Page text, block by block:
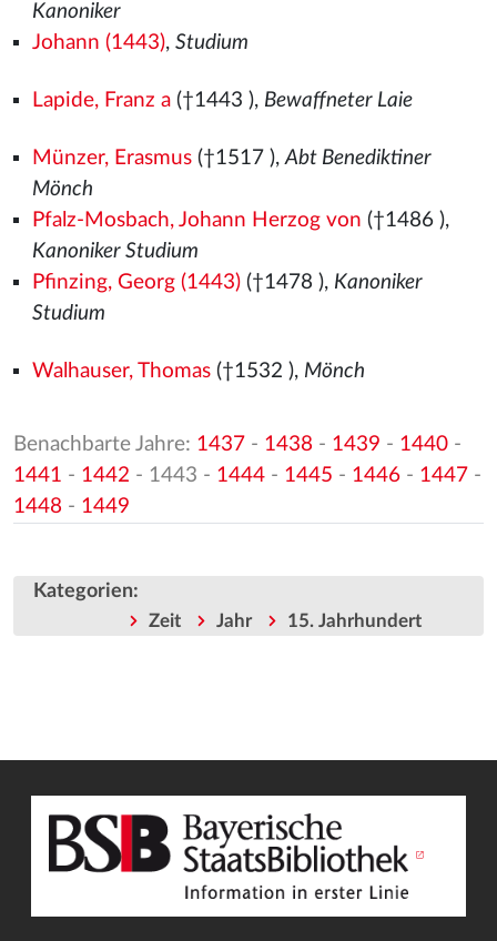
Kanoniker
Johann (1443), Studium
Lapide, Franz a(†1443 ), Bewaffneter Laie
Münzer, Erasmus(†1517 ),Abt Benediktiner
Mönch
Pfalz-Mosbach, Johann Herzog von (†1486 ),
Kanoniker Studium
Pfinzing, Georg (1443)(†1478 ), Kanoniker
Studium
Walhauser, Thomas(†1532 ), Mönch
Benachbarte Jahre: 1437 - 1438 - 1439 - 1440 -
1441 - 1442 - 1443 - 1444 - 1445 - 1446 - 1447 -
1448 - 1449
Kategorien:
Zeit Jahr 15. Jahrhundert